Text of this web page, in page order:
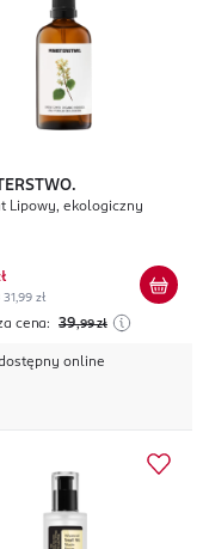
Lipowy, ekologiczny
zł
cena: 39,99 zł
online